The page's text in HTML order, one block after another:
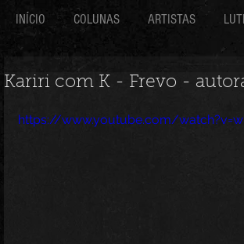
INÍCIO COLUNAS ARTISTAS
Kariri com K - Frevo -
https://www.youtube.com/